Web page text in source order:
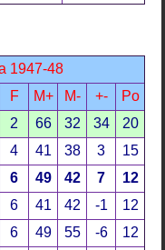
1947-48
F M+ M- +-
Po
2 66 32 34
20
4 41 38 3
15
6 49 42 7
12
6 41 42 -1
12
6 49 55 -6
12